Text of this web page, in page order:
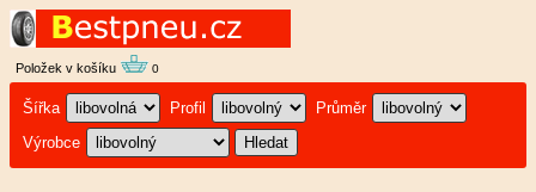
Položek v košíku 0
Šířka Profil
Průměr
Výrobce